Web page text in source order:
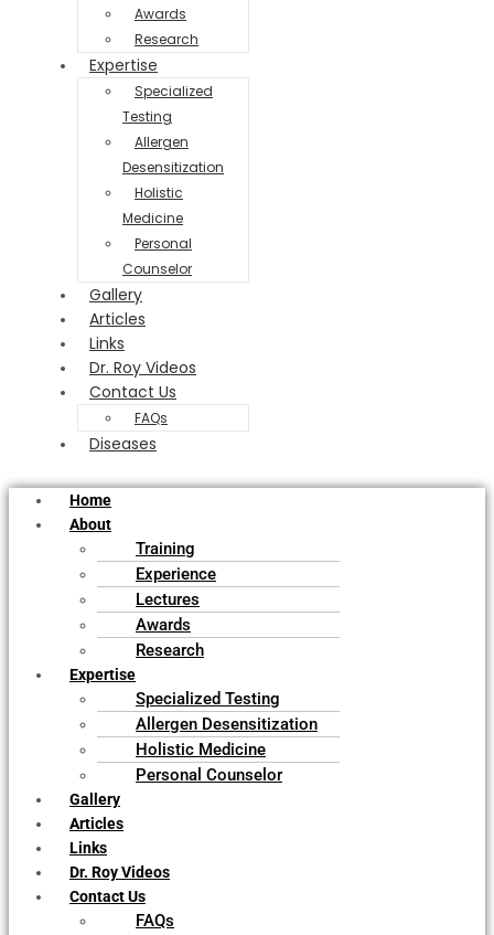
Awards
Research
Expertise
Specialized
Testing
Allergen
Desensitization
Holistic
Medicine
Personal
Counselor
Gallery
Articles
Links
Dr. Roy Videos
Contact Us
FAQs
Diseases
Home
About
Training
Experience
Lectures
Awards
Research
Expertise
Specialized Testing
Allergen Desensitization
Holistic Medicine
Personal Counselor
Gallery
Articles
Links
Dr. Roy Videos
Contact Us
FAQs